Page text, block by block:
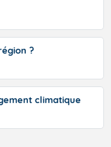
?
climatique